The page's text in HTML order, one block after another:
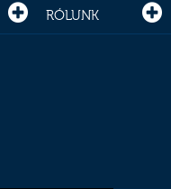
RÓLUNK